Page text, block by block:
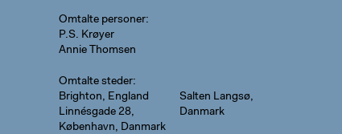
Omtalte personer
P.S. Krøyer
Annie Thomsen
Omtalte steder
Brighton, England
Linnésgade 28,
København, Danmark
Salten Langsø,
Danmark